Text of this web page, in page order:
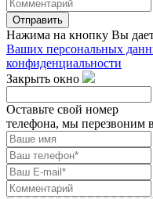
Отправить
Нажима на кнопку Вы
Ваших персональных
конфиденциальности
Закрыть окно
Оставьте свой номер
телефона, мы перезвоним